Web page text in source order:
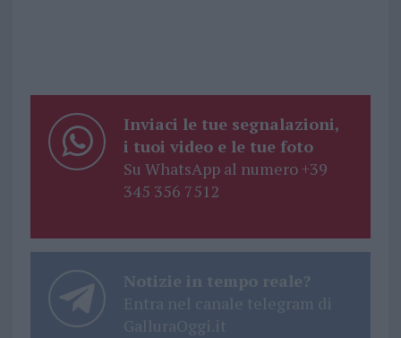
Inviaci le tue segnalazioni,
i tuoi video e le tue foto
Su WhatsApp al numero +39
345 356 7512
Notizie in tempo reale?
Entra nel canale telegram di
GalluraOggi.it